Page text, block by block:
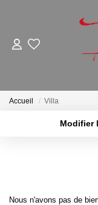
Avis
Accueil Villa
Modifier
Plus de
Nous n'avons pas de